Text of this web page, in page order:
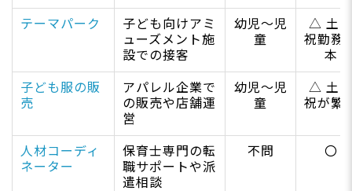
テーマパーク
子ども向けアミ
ューズメント施
設での接客
幼児～児
童
△ 土日
祝勤務
本
子ども服の販
売
アパレル企業で
の販売や店舗運
営
幼児～児
童
△ 土日
祝が繁
人材コーディ
ネーター
保育士専門の転
職サポートや派
遣相談
不問 〇